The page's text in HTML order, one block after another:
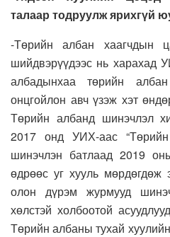
талаар тодруулж ярихгүй
-Төрийн албан хаагчдын
шийдвэрүүдээс нь харахад
албадынхаа төрийн
онцгойлон авч үзэж хэт
Төрийн албанд шинэчлэл
2017 онд УИХ-аас
шинэчлэн батлаад 2019
өдрөөс уг хууль
олон дүрэм журмууд
хөлстэй холбоотой
Төрийн албаны тухай